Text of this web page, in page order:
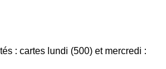
: cartes lundi (500) et mercredi :